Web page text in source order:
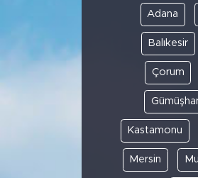
Adana
Balıkesir
Çorum
Kastamonu
Mersin